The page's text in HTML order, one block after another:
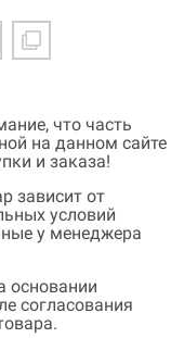
что часть
на данном сайте
и заказа!
зависит от
условий
у менеджера
основании
согласования